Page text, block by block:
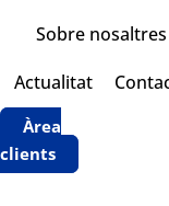
Sobre nosaltres
Actualitat
Àrea
clients